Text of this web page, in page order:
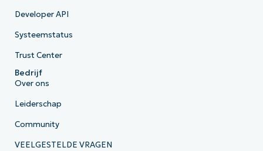
Developer API
Systeemstatus
Trust Center
Bedrijf
Over ons
Leiderschap
Community
VEELGESTELDE VRAGEN